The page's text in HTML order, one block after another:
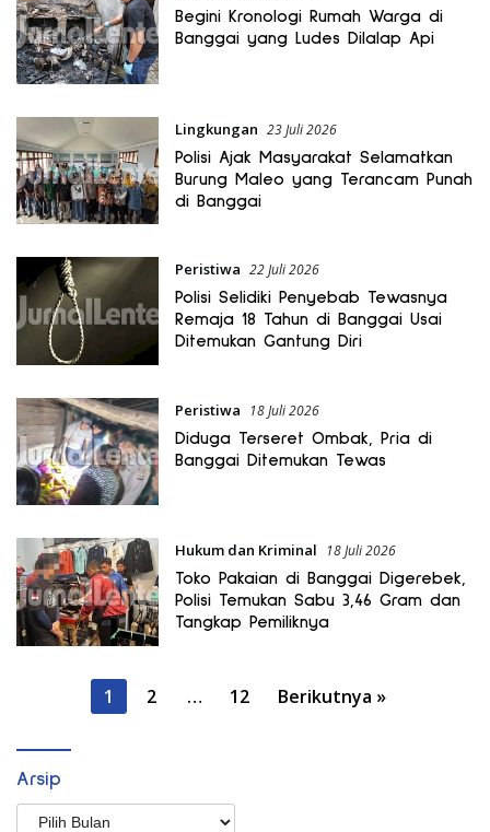
Begini Kronologi Rumah Warga di
Banggai yang Ludes Dilalap Api
Lingkungan 23 Juli 2026
Polisi Ajak Masyarakat Selamatkan
Burung Maleo yang Terancam Punah
di Banggai
Peristiwa 22 Juli 2026
Polisi Selidiki Penyebab Tewasnya
Remaja 18 Tahun di Banggai Usai
Ditemukan Gantung Diri
Peristiwa 18 Juli 2026
Diduga Terseret Ombak, Pria di
Banggai Ditemukan Tewas
Hukum dan Kriminal 18 Juli 2026
Toko Pakaian di Banggai Digerebek,
Polisi Temukan Sabu 3,46 Gram dan
Tangkap Pemiliknya
1 2 … 12 Berikutnya »
Arsip
Arsip